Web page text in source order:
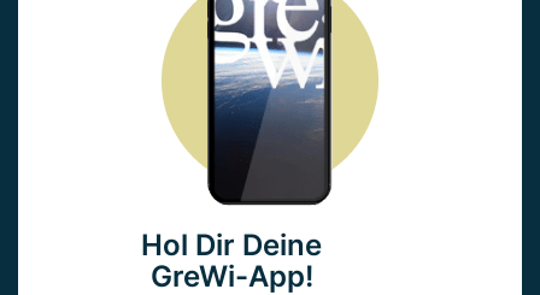
Hol Dir Deine
GreWi-App!